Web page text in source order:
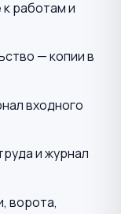
работам и
— копии в
входного
и журнал
ворота,